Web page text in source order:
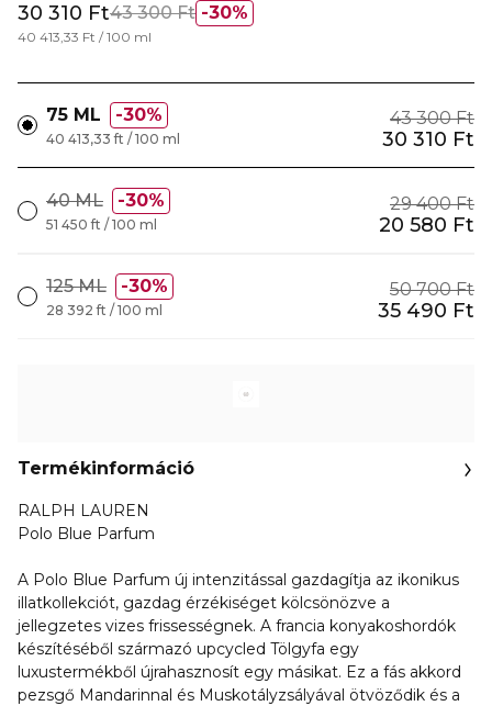
30%
30 310 Ft43 300 Ft
40 413,33 Ft / 100 ml
75 ML 30% 43 300 Ft
30 310 Ft
40 413,33 ft / 100 ml
40 ML 30% 29 400 Ft
20 580 Ft
51 450 ft / 100 ml
125 ML 30% 50 700 Ft
35 490 Ft
28 392 ft / 100 ml
Termékinformáció
RALPH LAUREN
Polo Blue Parfum
A Polo Blue Parfum új intenzitással gazdagítja az ikonikus
illatkollekciót, gazdag érzékiséget kölcsönözve a
jellegzetes vizes frissességnek. A francia konyakoshordók
készítéséből származó upcycled Tölgyfa egy
luxustermékből újrahasznosít egy másikat. Ez a fás akkord
pezsgő Mandarinnal és Muskotályzsályával ötvöződik és a